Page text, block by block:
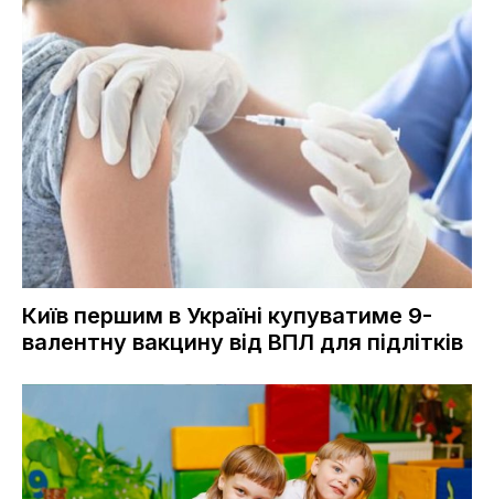
Київ першим в Україні купуватиме 9-
валентну вакцину від ВПЛ для підлітків